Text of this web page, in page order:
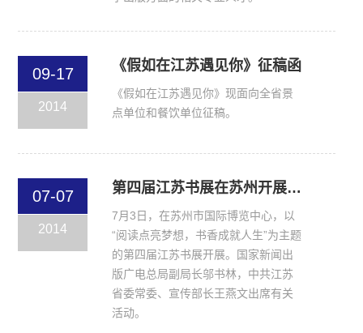
09-17
2014
《假如在江苏遇见你》征稿函
《假如在江苏遇见你》现面向全省景
点单位和餐饮单位征稿。
07-07
2014
第四届江苏书展在苏州开展邬书林、王燕文出席
7月3日，在苏州市国际博览中心，以
“阅读点亮梦想，书香成就人生”为主题
的第四届江苏书展开展。国家新闻出
版广电总局副局长邬书林，中共江苏
省委常委、宣传部长王燕文出席有关
活动。